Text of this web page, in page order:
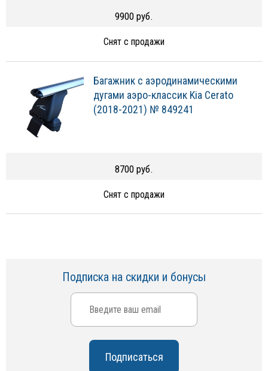
9900 руб.
Снят с продажи
Багажник с аэродинамическими
дугами аэро-классик Kia Cerato
(2018-2021) № 849241
8700 руб.
Снят с продажи
Подписка на скидки и бонусы